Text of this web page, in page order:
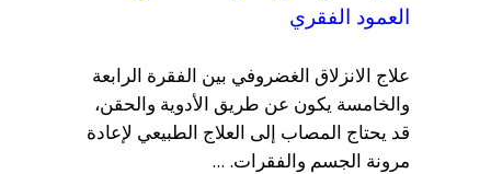
العمود الفقري
علاج الانزلاق الغضروفي بين الفقرة الرابعة
والخامسة يكون عن طريق الأدوية والحقن،
قد يحتاج المصاب إلى العلاج الطبيعي لإعادة
مرونة الجسم والفقرات.